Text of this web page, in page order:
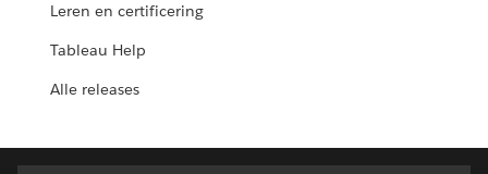
Leren en certificering
Tableau Help
Alle releases